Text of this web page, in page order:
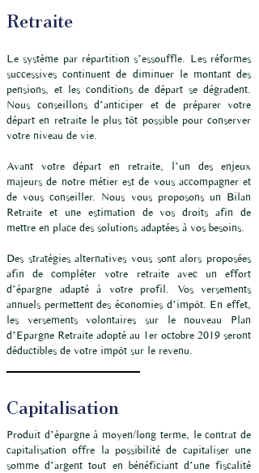
Retraite
Le système par répartition s’essouffle. Les réformes
successives continuent de diminuer le montant des
pensions, et les conditions de départ se dégradent.
Nous conseillons d’anticiper et de préparer votre
départ en retraite le plus tôt possible pour conserver
votre niveau de vie.
Avant votre départ en retraite, l’un des enjeux
majeurs de notre métier est de vous accompagner et
de vous conseiller. Nous vous proposons un Bilan
Retraite et une estimation de vos droits afin de
mettre en place des solutions adaptées à vos besoins.
Des stratégies alternatives vous sont alors proposées
afin de compléter votre retraite avec un effort
d’épargne adapté à votre profil. Vos versements
annuels permettent des économies d’impôt. En effet,
les versements volontaires sur le nouveau Plan
d’Epargne Retraite adopté au 1er octobre 2019 seront
déductibles de votre impôt sur le revenu.
Capitalisation
Produit d’épargne à moyen/long terme, le contrat de
capitalisation offre la possibilité de capitaliser une
somme d’argent tout en bénéficiant d’une fiscalité